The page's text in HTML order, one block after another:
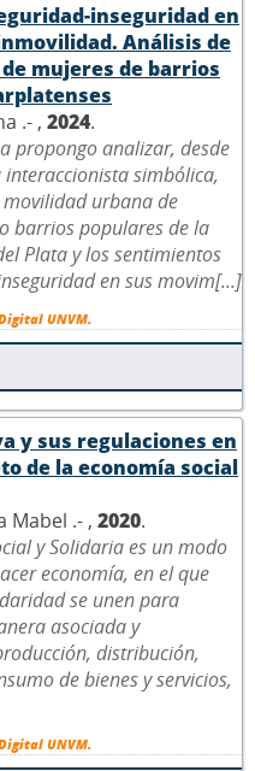
inseguridad en
Análisis de
mujeres de barrios
.- , 2024.
propongo analizar, desde
interaccionista simbólica,
urbana de
barrios populares de la
Plata y los sentimientos
en sus movim[...]
UNVM.
y sus regulaciones en
de la economía social
Mabel .- , 2020.
y Solidaria es un modo
economía, en el que
se unen para
asociada y
distribución,
de bienes y servicios,
UNVM.